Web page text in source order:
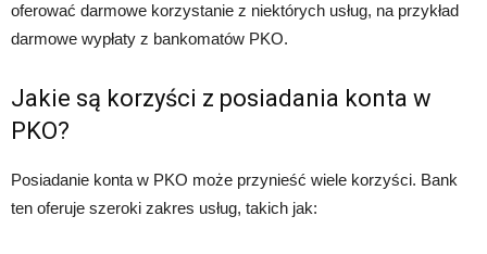
oferować darmowe korzystanie z niektórych usług, na przykład
darmowe wypłaty z bankomatów PKO.
Jakie są korzyści z posiadania konta w
PKO?
Posiadanie konta w PKO może przynieść wiele korzyści. Bank
ten oferuje szeroki zakres usług, takich jak: